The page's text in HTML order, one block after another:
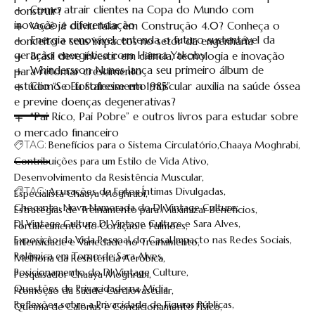
Como atrair clientes na Copa do Mundo com
inovação e diferenciação
Energia renovável: entenda o futuro sustentável da
geração energética com Hanna Yakoby
Whindersson Nunes lança seu primeiro álbum de
estúdio “Se Eu Sofresse em 1985”
TAG: Benefícios para o Sistema Circulatório Chaaya Moghrabi
Contribuições para um Estilo de Vida Ativo
Desenvolvimento da Resistência Muscular
Especialista Chaaya Moghrabi
Estratégias de Treinamento para Maximizar Benefícios
Fortalecimento do Coração e Pulmões
Intensidade e Variedade no Treinamento
Melhoria da Resistência Aeróbica
Pesquisador Chaaya Moghrabi
Promoção da Saúde Cardiovascular
Queima de Calorias e Condicionamento Físico
construir?
Você já ouviu falar em Construção 4.0? Conheça o
conceito e seus impactos no setor da engenharia
Brasil deve investir em ciência, tecnologia e inovação
para retomar crescimento
Como o fortalecimento muscular auxilia na saúde óssea
e previne doenças degenerativas?
“Pai Rico, Pai Pobre” e outros livros para estudar sobre
o mercado financeiro
TAG: Acusações de Fotos Íntimas Divulgadas
Chocante: Nova Namorada do DJ Vintage Culture
DJ Vintage CultureDJ Vintage Culture e Sara Alves
Exposição da Vida Pessoal do CasalImpacto nas Redes Sociais
Polêmica em Torno de Sara Alves
Posicionamento do DJ Vintage Culture
Questões de Privacidade na Mídia
Reflexões sobre a Privacidade de Figuras Públicas